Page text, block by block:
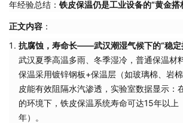
年经验总结： 铁皮保温仍是工业设备的“黄金搭
正文内容 ：
抗腐蚀，寿命长——武汉潮湿气候下的“稳定
武汉夏季高温多雨、冬季湿冷，普通保温材
保温采用镀锌钢板+保温层（如玻璃棉、岩
皮能有效阻隔水汽渗透，实验室数据显示：
的环境下，铁皮保温系统寿命可达15年以
年）。